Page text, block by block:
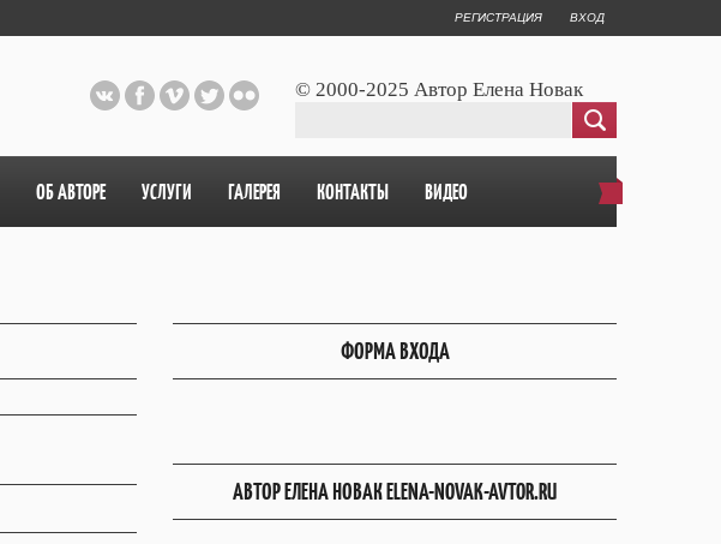
РЕГИСТРАЦИЯ ВХОД
© 2000-2025 Автор Елена Новак
ОБ АВТОРЕ УСЛУГИ ГАЛЕРЕЯ КОНТАКТЫ ВИДЕО
ФОРМА ВХОДА
АВТОР ЕЛЕНА НОВАК ELENA-NOVAK-AVTOR.RU